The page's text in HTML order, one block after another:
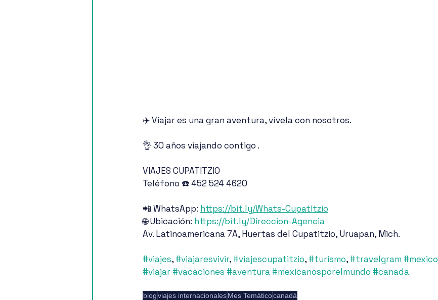
✈️ Viajar es una gran aventura, vívela con nosotros.
👌 30 años viajando contigo .
VIAJES CUPATITZIO
Teléfono ☎️ 452 524 4620
📲 WhatsApp: https://bit.ly/Whats-Cupatitzio
🌐 Ubicación: https://bit.ly/Direccion-Agencia
Av. Latinoamericana 7A, Huertas del Cupatitzio, Uruapan, Mich.
#viajes, #viajaresvivir, #viajescupatitzio, #turismo, #travelgram #mexico
#viajar #vacaciones #aventura #mexicanosporelmundo #canada
blogviajes internacionalesMes Temáticocanadá